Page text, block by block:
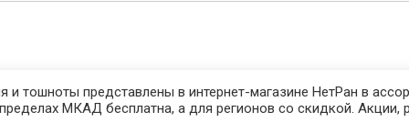
и тошноты представлены в интернет-магазине НетРан в
МКАД бесплатна, а для регионов со скидкой. Акции,